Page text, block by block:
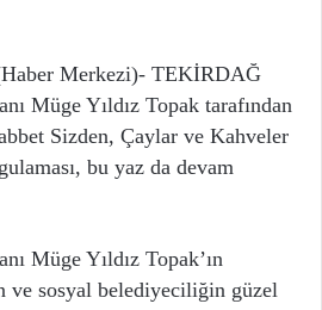
Merkezi)- TEKİRDAĞ
Müge Yıldız Topak tarafından
Sizden, Çaylar ve Kahveler
bu yaz da devam
Müge Yıldız Topak’ın
ve sosyal belediyeciliğin güzel